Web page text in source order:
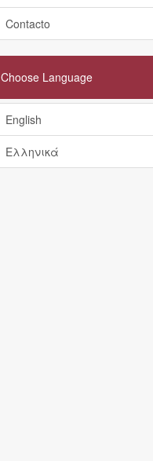
Contacto
Choose Language
English
Ελληνικά